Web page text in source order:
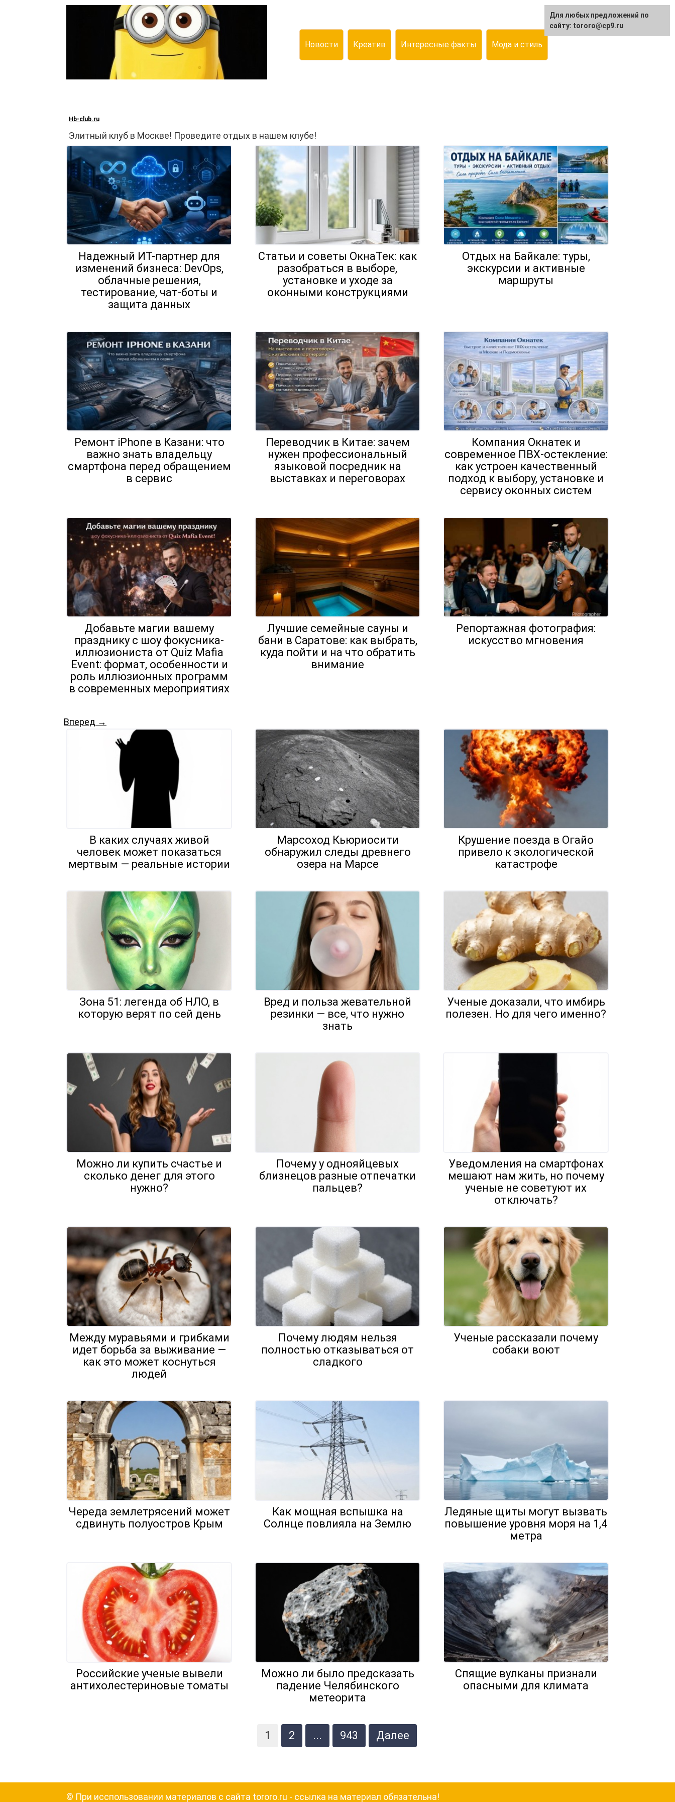
Новости Креатив Интересные факты Мода и стиль
Hb-club.ru
Элитный клуб в Москве! Проведите отдых в нашем клубе!
Надежный ИТ-партнер для
изменений бизнеса: DevOps,
облачные решения,
тестирование, чат-боты и
защита данных
Статьи и советы ОкнаТек: как
разобраться в выборе,
установке и уходе за
оконными конструкциями
Отдых на Байкале: туры,
экскурсии и активные
маршруты
Ремонт iPhone в Казани: что
важно знать владельцу
смартфона перед обращением
в сервис
Переводчик в Китае: зачем
нужен профессиональный
языковой посредник на
выставках и переговорах
Компания Окнатек и
современное ПВХ-остекление:
как устроен качественный
подход к выбору, установке и
сервису оконных систем
Добавьте магии вашему
празднику с шоу фокусника-
иллюзиониста от Quiz Mafia
Event: формат, особенности и
роль иллюзионных программ
в современных мероприятиях
Лучшие семейные сауны и
бани в Саратове: как выбрать,
куда пойти и на что обратить
внимание
Репортажная фотография:
искусство мгновения
Вперед →
В каких случаях живой
человек может показаться
мертвым — реальные истории
Марсоход Кьюриосити
обнаружил следы древнего
озера на Марсе
Крушение поезда в Огайо
привело к экологической
катастрофе
Зона 51: легенда об НЛО, в
которую верят по сей день
Вред и польза жевательной
резинки — все, что нужно
знать
Ученые доказали, что имбирь
полезен. Но для чего именно?
Можно ли купить счастье и
сколько денег для этого
нужно?
Почему у однояйцевых
близнецов разные отпечатки
пальцев?
Уведомления на смартфонах
мешают нам жить, но почему
ученые не советуют их
отключать?
Между муравьями и грибками
идет борьба за выживание —
как это может коснуться
людей
Почему людям нельзя
полностью отказываться от
сладкого
Ученые рассказали почему
собаки воют
Череда землетрясений может
сдвинуть полуостров Крым
Как мощная вспышка на
Солнце повлияла на Землю
Ледяные щиты могут вызвать
повышение уровня моря на 1,4
метра
Российские ученые вывели
антихолестериновые томаты
Можно ли было предсказать
падение Челябинского
метеорита
Спящие вулканы признали
опасными для климата
1 2 ... 943 Далее
© При исспользовании материалов с сайта tororo.ru - ссылка на материал обязательна!
Для любых предложений по
сайту: tororo@cp9.ru